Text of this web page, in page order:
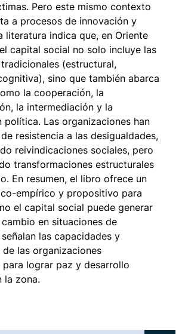
Pero este mismo contexto
a procesos de innovación y
literatura indica que, en Oriente
capital social no solo incluye las
(estructural,
sino que también abarca
la cooperación, la
la intermediación y la
política. Las organizaciones han
resistencia a las desigualdades,
reivindicaciones sociales, pero
transformaciones estructurales
En resumen, el libro ofrece un
empírico y propositivo para
el capital social puede generar
en situaciones de
las capacidades y
las organizaciones
para lograr paz y desarrollo
la zona.